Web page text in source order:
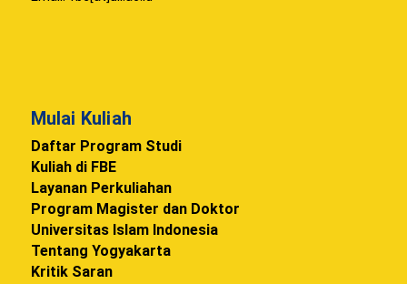
Mulai Kuliah
Daftar Program Studi
Kuliah di FBE
Layanan Perkuliahan
Program Magister dan Doktor
Universitas Islam Indonesia
Tentang Yogyakarta
Kritik Saran